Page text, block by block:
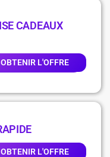
CADEAUX
OBTENIR L'OFFRE
OBTENIR L'OFFRE